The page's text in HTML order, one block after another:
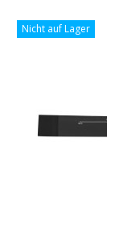
Nicht auf Lager